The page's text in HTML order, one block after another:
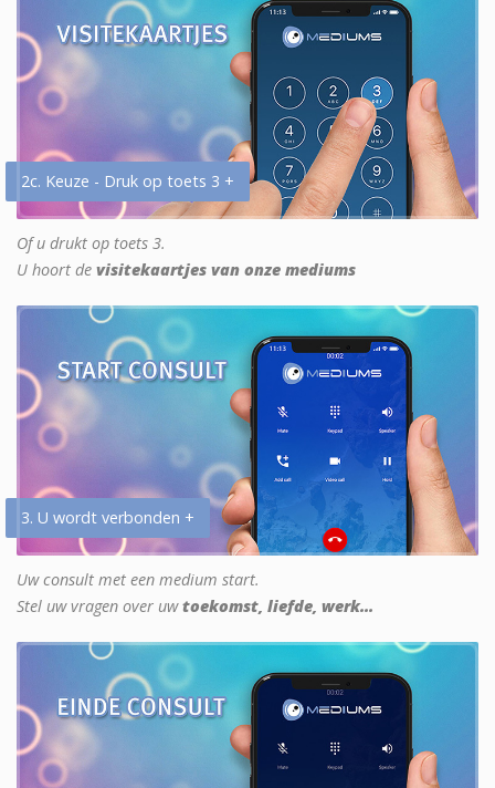
2c. Keuze - Druk op toets 3 +
Of u drukt op toets 3.
U hoort de visitekaartjes van onze mediums
3. U wordt verbonden +
Uw consult met een medium start.
Stel uw vragen over uwtoekomst, liefde, werk...